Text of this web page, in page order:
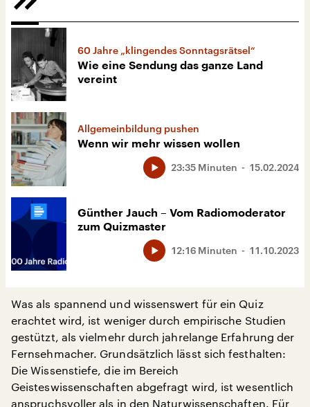
60 Jahre „klingendes Sonntagsrätsel“
Wie eine Sendung das ganze Land
vereint
Allgemeinbildung pushen
Wenn wir mehr wissen wollen
15.02.2024
23:35 Minuten
Günther Jauch – Vom Radiomoderator
zum Quizmaster
11.10.2023
12:16 Minuten
Was als spannend und wissenswert für ein Quiz
erachtet wird, ist weniger durch empirische Studien
gestützt, als vielmehr durch jahrelange Erfahrung der
Fernsehmacher. Grundsätzlich lässt sich festhalten:
Die Wissenstiefe, die im Bereich
Geisteswissenschaften abgefragt wird, ist wesentlich
anspruchsvoller als in den Naturwissenschaften. Für